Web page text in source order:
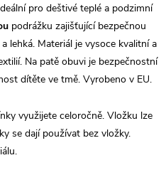
pro deštivé teplé a podzimní
podrážku zajišťující bezpečnou
lehká. Materiál je vysoce kvalitní a
Na patě obuvi je bezpečnostní
dítěte ve tmě. Vyrobeno v EU.
využijete celoročně. Vložku lze
se dají používat bez vložky.